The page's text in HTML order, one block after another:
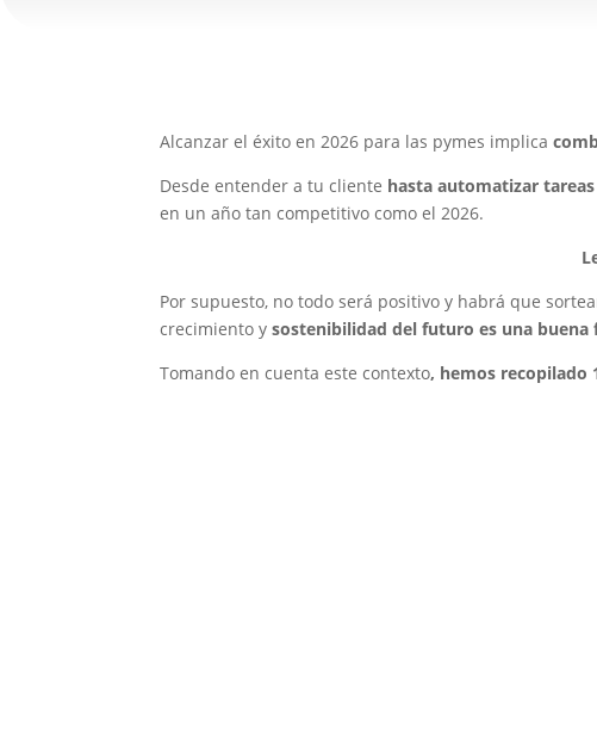
Alcanzar el éxito en 2026 para las pymes implica
Desde entender a tu cliente hasta automatizar
en un año tan competitivo como el 2026.
Por supuesto, no todo será positivo y habrá que
crecimiento ysostenibilidad del futuro es una buena
Tomando en cuenta este contexto, hemos recopilado